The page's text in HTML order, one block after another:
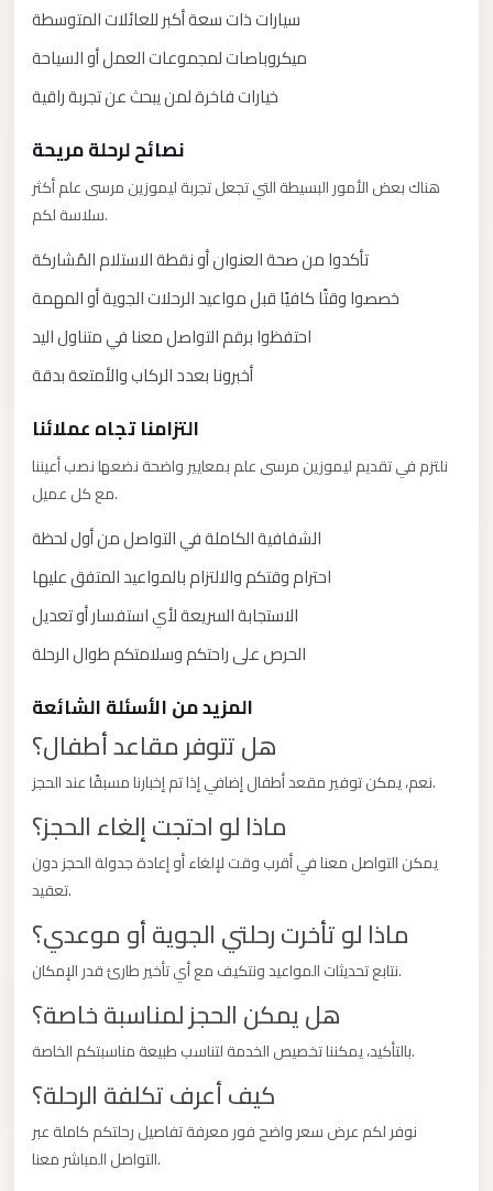
سيارات ذات سعة أكبر للعائلات المتوسطة
ميكروباصات لمجموعات العمل أو السياحة
خيارات فاخرة لمن يبحث عن تجربة راقية
نصائح لرحلة مريحة
هناك بعض الأمور البسيطة التي تجعل تجربة ليموزين مرسى علم أكثر
سلاسة لكم.
تأكدوا من صحة العنوان أو نقطة الاستلام المُشاركة
خصصوا وقتًا كافيًا قبل مواعيد الرحلات الجوية أو المهمة
احتفظوا برقم التواصل معنا في متناول اليد
أخبرونا بعدد الركاب والأمتعة بدقة
التزامنا تجاه عملائنا
نلتزم في تقديم ليموزين مرسى علم بمعايير واضحة نضعها نصب أعيننا
مع كل عميل.
الشفافية الكاملة في التواصل من أول لحظة
احترام وقتكم والالتزام بالمواعيد المتفق عليها
الاستجابة السريعة لأي استفسار أو تعديل
الحرص على راحتكم وسلامتكم طوال الرحلة
المزيد من الأسئلة الشائعة
هل تتوفر مقاعد أطفال؟
نعم، يمكن توفير مقعد أطفال إضافي إذا تم إخبارنا مسبقًا عند الحجز.
ماذا لو احتجت إلغاء الحجز؟
يمكن التواصل معنا في أقرب وقت لإلغاء أو إعادة جدولة الحجز دون
تعقيد.
ماذا لو تأخرت رحلتي الجوية أو موعدي؟
نتابع تحديثات المواعيد ونتكيف مع أي تأخير طارئ قدر الإمكان.
هل يمكن الحجز لمناسبة خاصة؟
بالتأكيد، يمكننا تخصيص الخدمة لتناسب طبيعة مناسبتكم الخاصة.
كيف أعرف تكلفة الرحلة؟
نوفر لكم عرض سعر واضح فور معرفة تفاصيل رحلتكم كاملة عبر
التواصل المباشر معنا.
Limousine
Saint
Catherine
Transfer
Mountain
Saint
Catherine
Transfer
Pyramids
Private
with
Driver
Prices
Limousine
Service
Alexandria
Port
Limousine
Service
Port
Said
Limousine
October
Transfer
from
Cairo
Airport
North